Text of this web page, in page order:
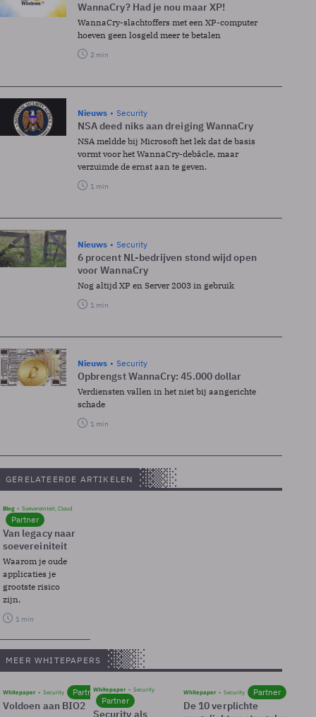
WannaCry? Had je nou maar XP!
WannaCry-slachtoffers met een XP-computer
hoeven geen losgeld meer te betalen
2 min
Nieuws Security
NSA deed niks aan dreiging WannaCry
NSA meldde bij Microsoft het lek dat de basis
vormt voor het WannaCry-debâcle, maar
verzuimde de ernst aan te geven.
1 min
Nieuws Security
6 procent NL-bedrijven stond wijd open
voor WannaCry
Nog altijd XP en Server 2003 in gebruik
1 min
Nieuws Security
Opbrengst WannaCry: 45.000 dollar
Verdiensten vallen in het niet bij aangerichte
schade
1 min
GERELATEERDE ARTIKELEN
Blog Soevereinteit, Cloud
Partner
Van legacy naar
soevereiniteit
Waarom je oude
applicaties je
grootste risico
zijn.
1 min
MEER WHITEPAPERS
Whitepaper Security Partner
Voldoen aan BIO2
Whitepaper Security
Partner
Security als
Whitepaper Security Partner
De 10 verplichte